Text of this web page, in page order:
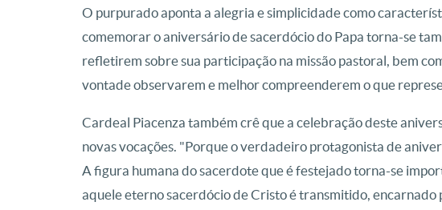
O purpurado aponta a alegria e simplicidade como
comemorar o aniversário de sacerdócio do Papa torna-se
refletirem sobre sua participação na missão pastoral, bem
vontade observarem e melhor compreenderem o que
Cardeal Piacenza também crê que a celebração deste
novas vocações. "Porque o verdadeiro protagonista de
A figura humana do sacerdote que é festejado torna-se
aquele eterno sacerdócio de Cristo é transmitido, encarnado